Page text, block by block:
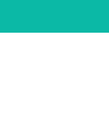
TAJU ry